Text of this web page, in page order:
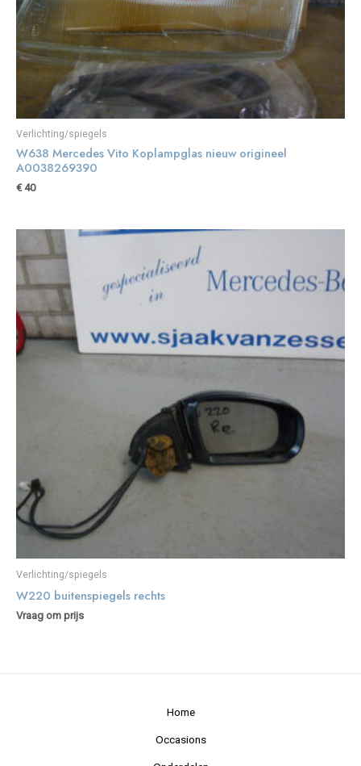
Verlichting/spiegels
W638 Mercedes Vito Koplampglas nieuw origineel
A0038269390
€40
Verlichting/spiegels
W220 buitenspiegels rechts
Vraag om prijs
Home
Occasions